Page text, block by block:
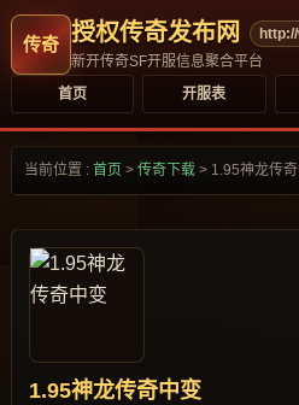
授权传奇发布网
新开传奇SF开服信息聚合平台
首页
开服表
当前位置 : 首页 > 传奇下载 > 1.95神龙传
1.95神龙传奇中变